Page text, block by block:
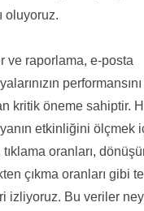
oluyoruz.
ve raporlama, e-posta
kritik öneme sahiptir.
etkinliğini ölçmek
tıklama oranları,
çıkma oranları gibi
izliyoruz. Bu veriler